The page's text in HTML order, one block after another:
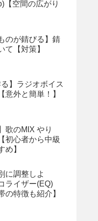
【空間の広がり
のが錆びる】錆
て【対策】
る】ラジオボイス
意外と簡単！】
歌のMIX やり
初心者から中級
め】
に調整しよ
ライザー(EQ)
の特徴も紹介】